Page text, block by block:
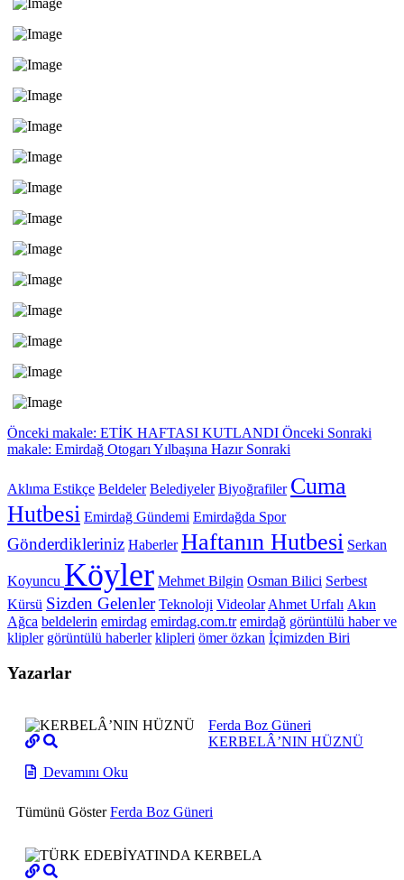
Önceki makale: ETİK HAFTASI KUTLANDI Önceki Sonraki
makale: Emirdağ Otogarı Yılbaşına Hazır Sonraki
Aklıma Estikçe Beldeler Belediyeler Biyoğrafiler Cuma
Hutbesi Emirdağ Gündemi Emirdağda Spor
Gönderdikleriniz Haberler Haftanın Hutbesi Serkan
Koyuncu Köyler Mehmet Bilgin Osman Bilici Serbest
Kürsü Sizden Gelenler Teknoloji Videolar Ahmet Urfalı Akın
Ağca beldelerin emirdag emirdag.com.tr emirdağ görüntülü haber ve
klipler görüntülü haberler klipleri ömer özkan İçimizden Biri
Yazarlar
Ferda Boz Güneri
KERBELÂ’NIN HÜZNÜ
Devamını Oku
Tümünü GösterFerda Boz Güneri